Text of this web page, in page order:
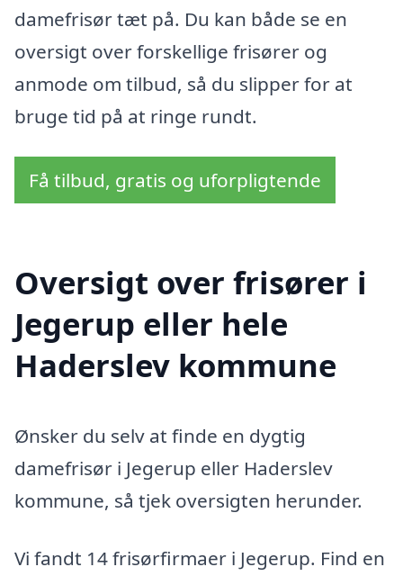
damefrisør tæt på. Du kan både se en
oversigt over forskellige frisører og
anmode om tilbud, så du slipper for at
bruge tid på at ringe rundt.
Få tilbud, gratis og uforpligtende
Oversigt over frisører i
Jegerup eller hele
Haderslev kommune
Ønsker du selv at finde en dygtig
damefrisør i Jegerup eller Haderslev
kommune, så tjek oversigten herunder.
Vi fandt 14 frisørfirmaer i Jegerup. Find en